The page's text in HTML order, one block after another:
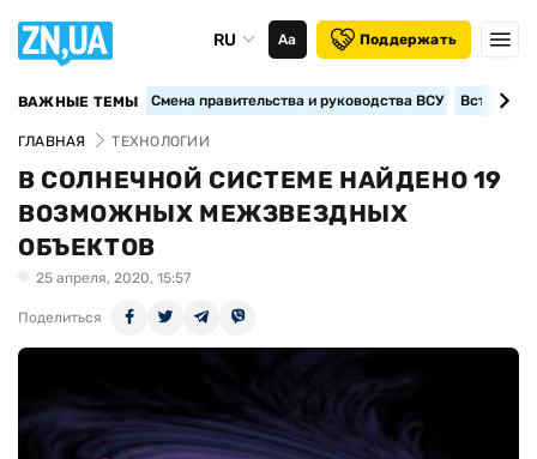
RU Аа Поддержать
ВАЖНЫЕ ТЕМЫ Смена правительства и руководства ВСУ
ГЛАВНАЯ ТЕХНОЛОГИИ
В СОЛНЕЧНОЙ СИСТЕМЕ НАЙДЕНО 19
ВОЗМОЖНЫХ МЕЖЗВЕЗДНЫХ
ОБЪЕКТОВ
25 апреля, 2020, 15:57
Поделиться